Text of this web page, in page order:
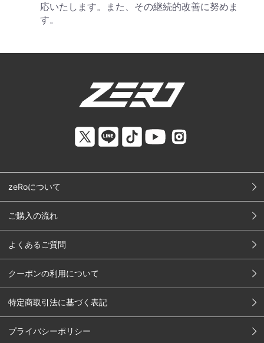
応いたします。また、その継続的改善に努めま
す。
zeRoについて
ご購入の流れ
よくあるご質問
クーポンの利用について
特定商取引法に基づく表記
プライバシーポリシー